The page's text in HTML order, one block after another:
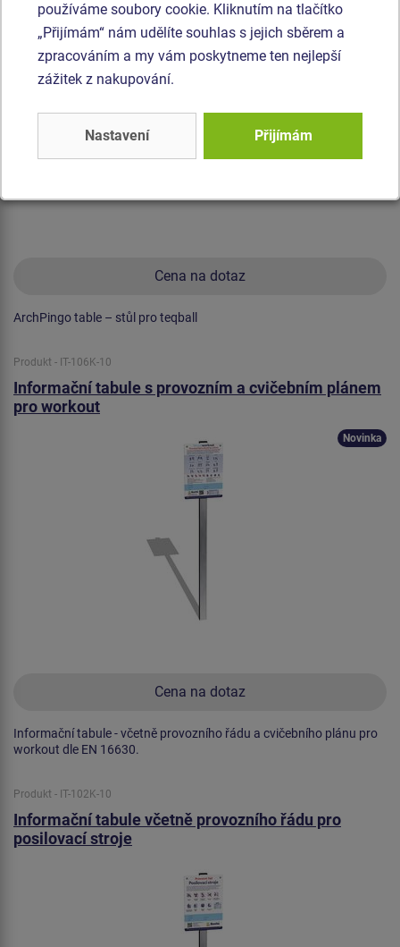
Cena na dotaz
ArchPingo table – stůl pro teqball
Produkt - IT-106K-10
Informační tabule s provozním a cvičebním plánem
pro workout
Cena na dotaz
Novinka
Informační tabule - včetně provozního řádu a cvičebního plánu pro
workout dle EN 16630.
Produkt - IT-102K-10
Informační tabule včetně provozního řádu pro
posilovací stroje
používáme soubory cookie. Kliknutím na tlačítko
„Přijímám“ nám udělíte souhlas s jejich sběrem a
zpracováním a my vám poskytneme ten nejlepší
zážitek z nakupování.
Nastavení Přijímám